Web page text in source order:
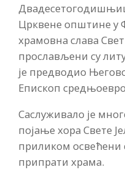
Црквене општине у
храмовна слава
прослављени су
је предводио
Епископ
Саслуживало је
појање хора Свете
приликом освећени
припрати храма.